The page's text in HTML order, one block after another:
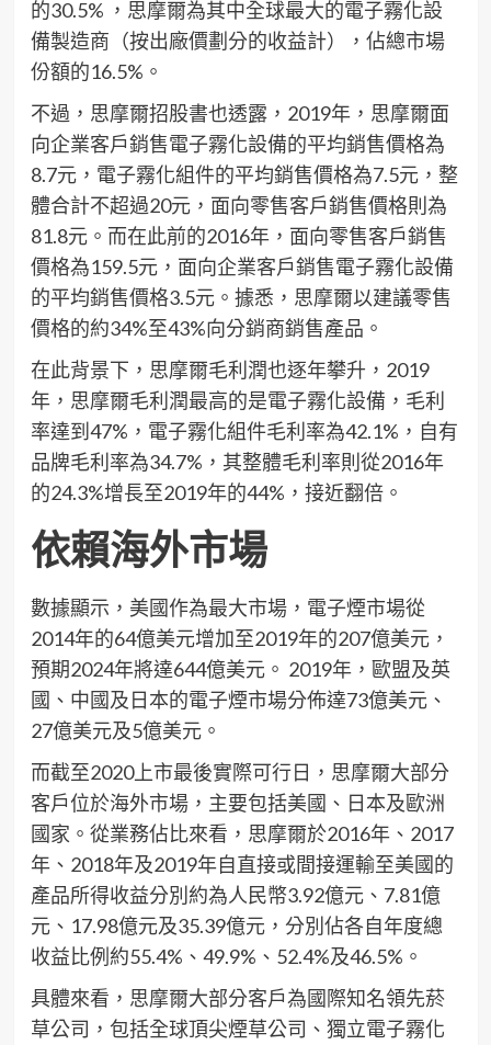
的30.5% ，思摩爾為其中全球最大的電子霧化設
備製造商（按出廠價劃分的收益計），佔總市場
份額的16.5%。
不過，思摩爾招股書也透露，2019年，思摩爾面
向企業客戶銷售電子霧化設備的平均銷售價格為
8.7元，電子霧化組件的平均銷售價格為7.5元，整
體合計不超過20元，面向零售客戶銷售價格則為
81.8元。而在此前的2016年，面向零售客戶銷售
價格為159.5元，面向企業客戶銷售電子霧化設備
的平均銷售價格3.5元。據悉，思摩爾以建議零售
價格的約34%至43%向分銷商銷售產品。
在此背景下，思摩爾毛利潤也逐年攀升，2019
年，思摩爾毛利潤最高的是電子霧化設備，毛利
率達到47%，電子霧化組件毛利率為42.1%，自有
品牌毛利率為34.7%，其整體毛利率則從2016年
的24.3%增長至2019年的44%，接近翻倍。
依賴海外市場
數據顯示，美國作為最大市場，電子煙市場從
2014年的64億美元增加至2019年的207億美元，
預期2024年將達644億美元。 2019年，歐盟及英
國、中國及日本的電子煙市場分佈達73億美元、
27億美元及5億美元。
而截至2020上市最後實際可行日，思摩爾大部分
客戶位於海外市場，主要包括美國、日本及歐洲
國家。從業務佔比來看，思摩爾於2016年、2017
年、2018年及2019年自直接或間接運輸至美國的
產品所得收益分別約為人民幣3.92億元、7.81億
元、17.98億元及35.39億元，分別佔各自年度總
收益比例約55.4%、49.9%、52.4%及46.5%。
具體來看，思摩爾大部分客戶為國際知名領先菸
草公司，包括全球頂尖煙草公司、獨立電子霧化